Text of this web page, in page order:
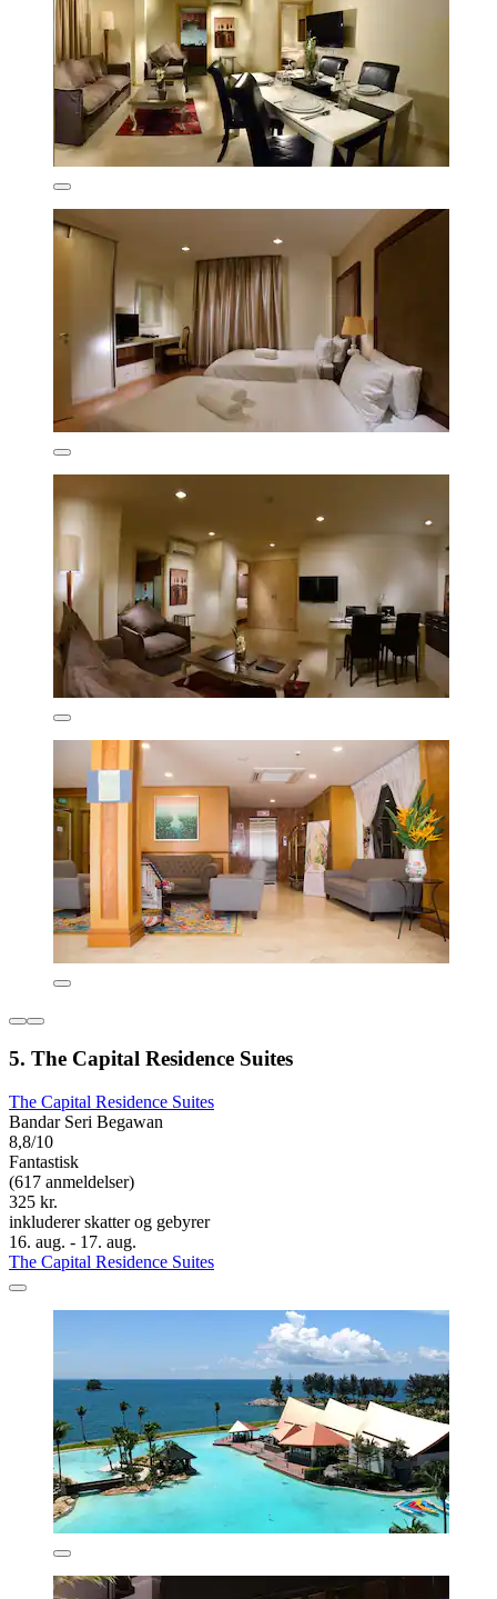
5. The Capital Residence Suites
The Capital Residence Suites
Bandar Seri Begawan
8,8/10
Fantastisk
(617 anmeldelser)
325 kr.
inkluderer skatter og gebyrer
16. aug. - 17. aug.
The Capital Residence Suites